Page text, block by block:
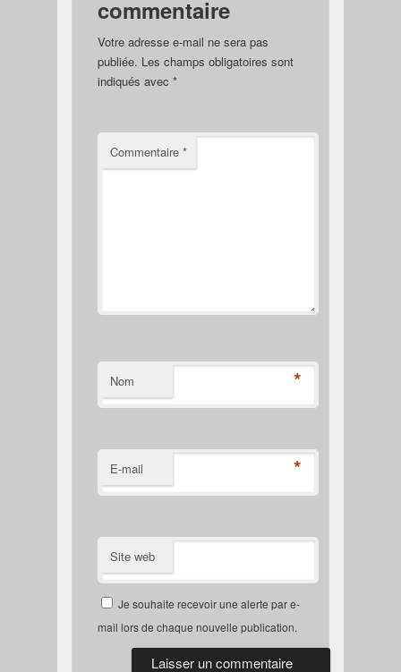
commentaire
Votre adresse e-mail ne sera pas
publiée. Les champs obligatoires sont
indiqués avec *
Commentaire *
Nom *
E-mail *
Site web
Je souhaite recevoir une alerte par e-
mail lors de chaque nouvelle publication.